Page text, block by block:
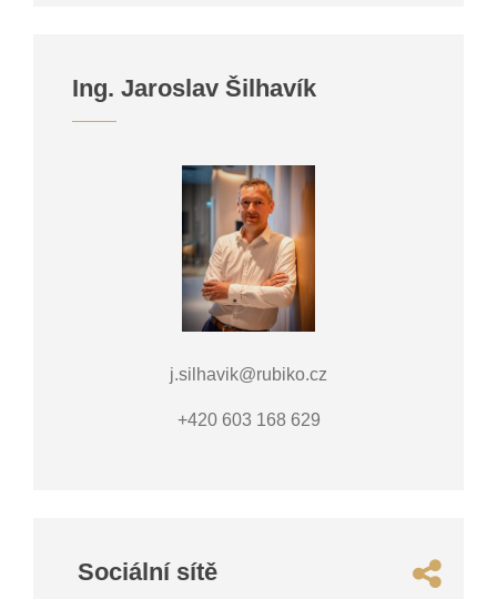
Ing. Jaroslav Šilhavík
j.silhavik@rubiko.cz
+420 603 168 629
Sociální sítě